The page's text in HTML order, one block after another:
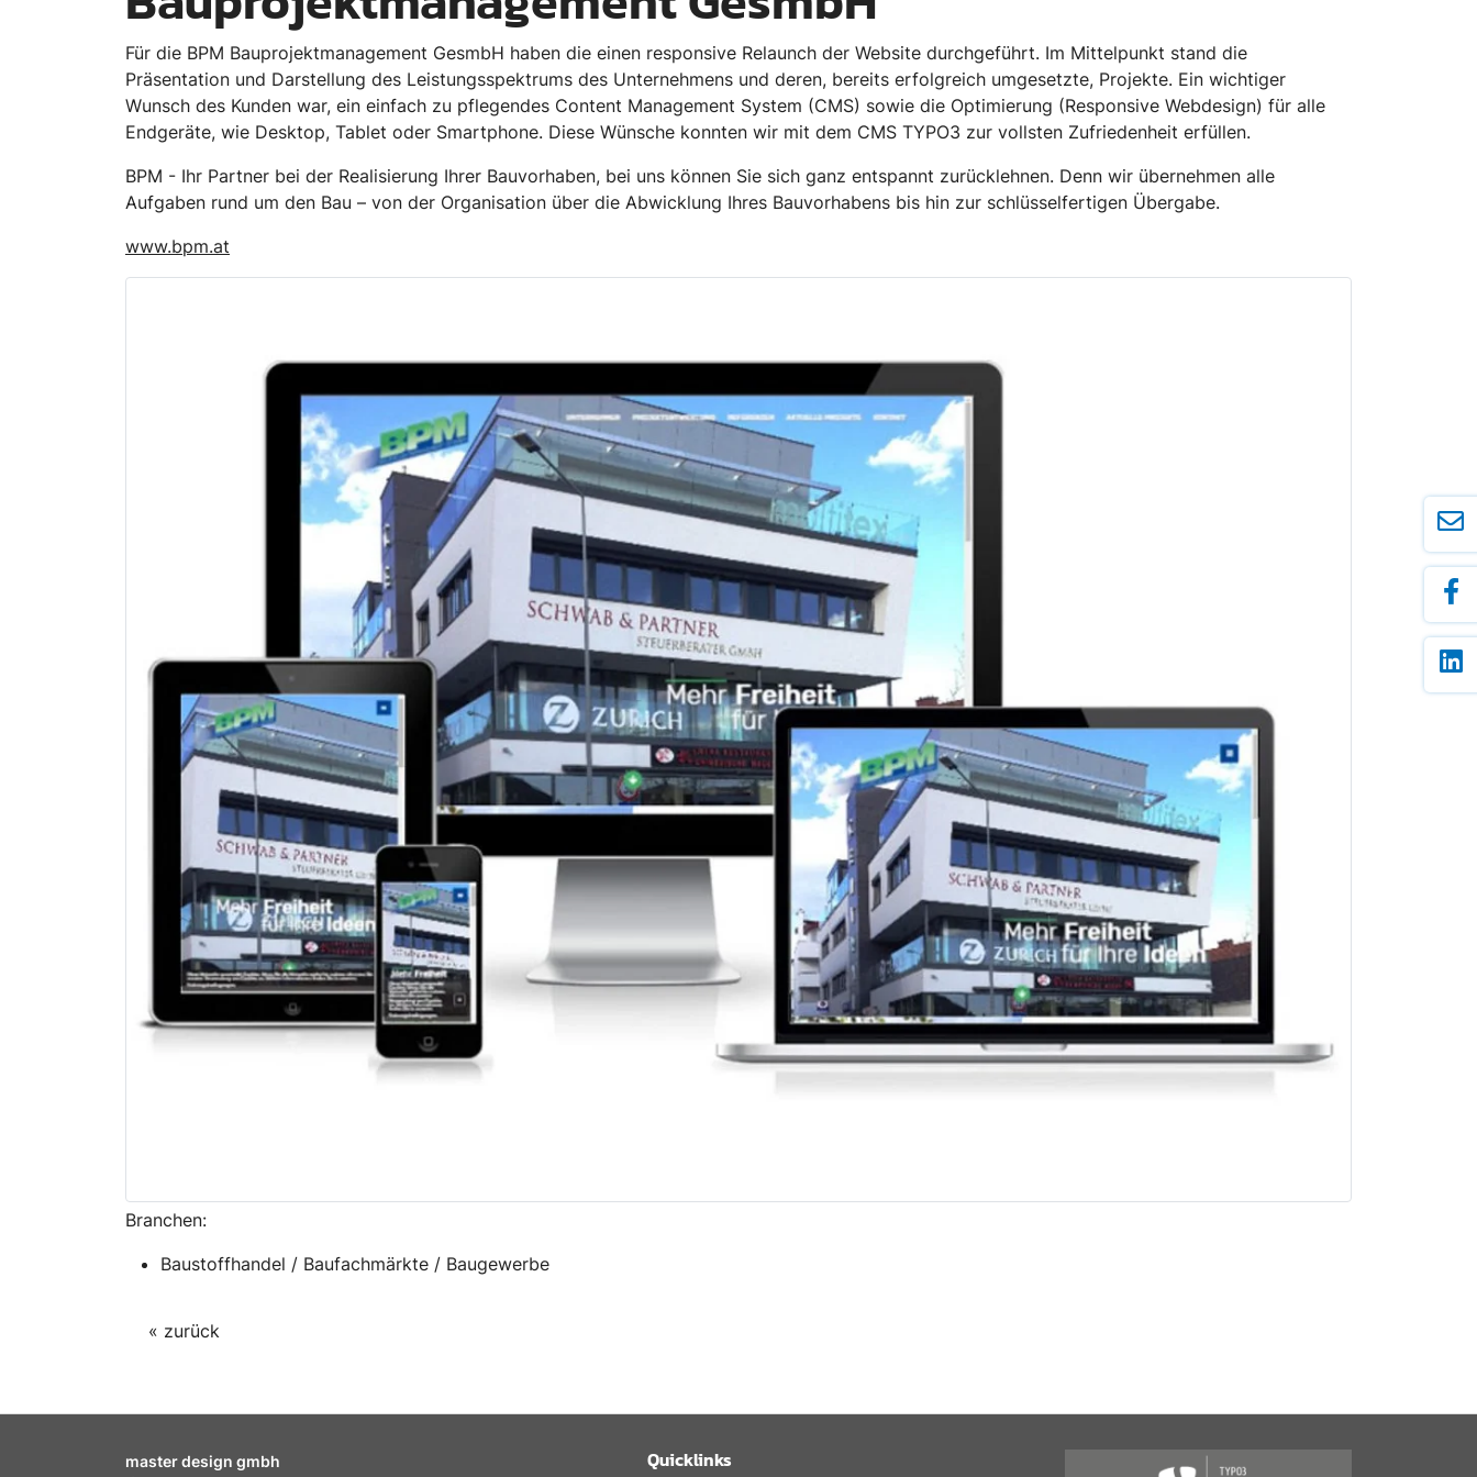
Für die BPM Bauprojektmanagement GesmbH haben die einen responsive Relaunch der Website durchgeführt. Im Mittelpunkt stand die
Präsentation und Darstellung des Leistungsspektrums des Unternehmens und deren, bereits erfolgreich umgesetzte, Projekte. Ein wichtiger
Wunsch des Kunden war, ein einfach zu pflegendes Content Management System (CMS) sowie die Optimierung (Responsive Webdesign) für alle
Endgeräte, wie Desktop, Tablet oder Smartphone. Diese Wünsche konnten wir mit dem CMS TYPO3 zur vollsten Zufriedenheit erfüllen.
BPM - Ihr Partner bei der Realisierung Ihrer Bauvorhaben, bei uns können Sie sich ganz entspannt zurücklehnen. Denn wir übernehmen alle
Aufgaben rund um den Bau – von der Organisation über die Abwicklung Ihres Bauvorhabens bis hin zur schlüsselfertigen Übergabe.
www.bpm.at
Branchen:
Baustoffhandel / Baufachmärkte / Baugewerbe
« zurück
master design gmbh
Quicklinks